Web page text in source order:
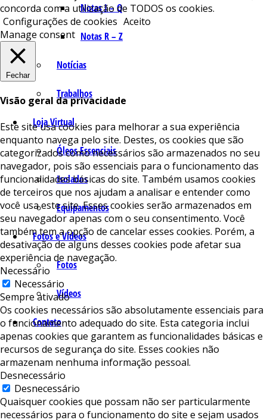
Notas I – Q
Notas R – Z
Notícias
Trabalhos
Loja Virtual
Óleos Essenciais
Isolados
Equipamentos
Fotos e Vídeos
Fotos
Vídeos
Contato
concorda com a utilização de TODOS os cookies.
Configurações de cookies Aceito
Manage consent
Fechar
Visão geral da privacidade
Este site usa cookies para melhorar a sua experiência
enquanto navega pelo site. Destes, os cookies que são
categorizados como necessários são armazenados no seu
navegador, pois são essenciais para o funcionamento das
funcionalidades básicas do site. Também usamos cookies
de terceiros que nos ajudam a analisar e entender como
você usa este site. Esses cookies serão armazenados em
seu navegador apenas com o seu consentimento. Você
também tem a opção de cancelar esses cookies. Porém, a
desativação de alguns desses cookies pode afetar sua
experiência de navegação.
Necessário
Necessário
Sempre ativado
Os cookies necessários são absolutamente essenciais para
o funcionamento adequado do site. Esta categoria inclui
apenas cookies que garantem as funcionalidades básicas e
recursos de segurança do site. Esses cookies não
armazenam nenhuma informação pessoal.
Desnecessário
Desnecessário
Quaisquer cookies que possam não ser particularmente
necessários para o funcionamento do site e sejam usados ​​